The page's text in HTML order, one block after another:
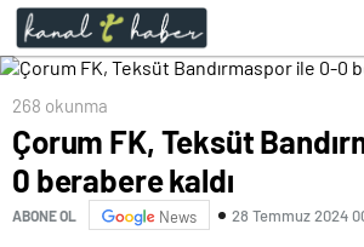
268 okunma
Çorum FK, Teksüt
0 berabere kaldı
ABONE OL News 28 Temmuz 2024